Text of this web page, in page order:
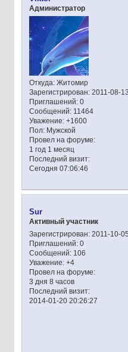
Администратор
Откуда:Житомир
Зарегистрирован: 2011-08-13
Приглашений:0
Сообщений:11464
Уважение: +1600
Пол:Мужской
Провел на форуме:
1 год 1 месяц
Последний визит:
Сегодня 07:06:46
Sur
Активный участник
Зарегистрирован: 2011-10-05
Приглашений:0
Сообщений:106
Уважение: +4
Провел на форуме:
3 дня 8 часов
Последний визит:
2014-01-20 20:26:27